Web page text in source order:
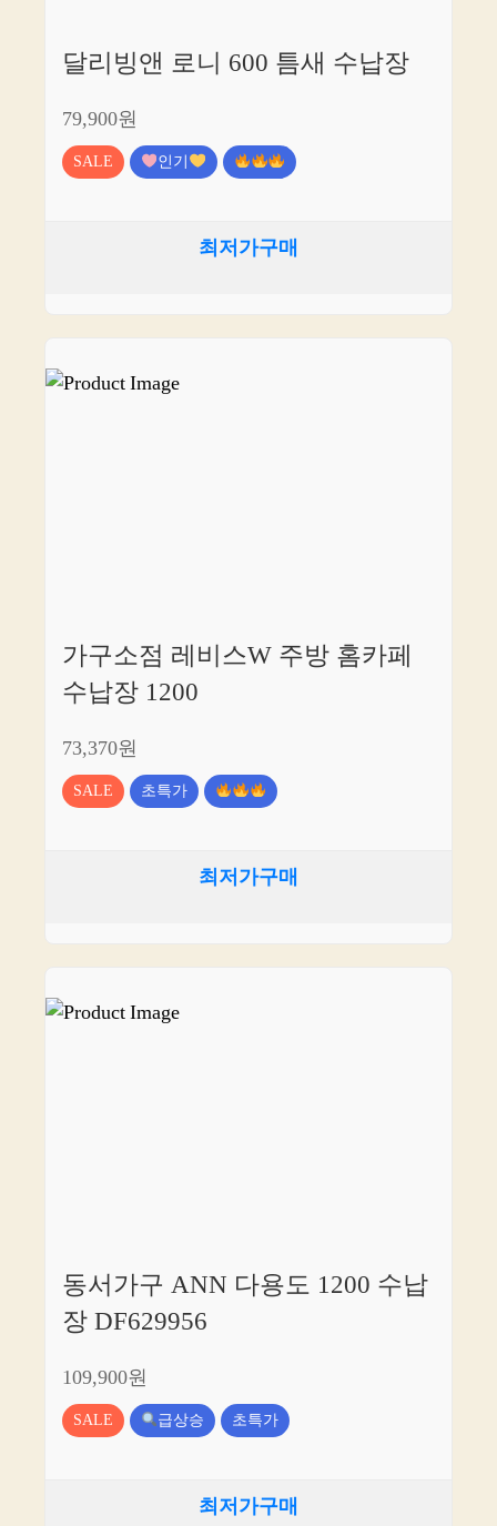
달리빙앤 로니 600 틈새 수납장
79,900원
SALE 인기
최저가구매
가구소점 레비스W 주방 홈카페
수납장 1200
73,370원
SALE 초특가
최저가구매
동서가구 ANN 다용도 1200 수납
장 DF629956
109,900원
SALE 급상승 초특가
최저가구매